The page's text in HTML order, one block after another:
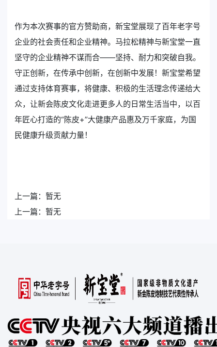
作为本次赛事的官方赞助商，新宝堂展现了百年老字号
企业的社会责任和企业精神。马拉松精神与新宝堂一直
坚守的企业精神不谋而合——坚持、耐力和突破自我。
守正创新，在传承中创新，在创新中发展！新宝堂希望
通过支持体育赛事，将健康、积极的生活理念传递给大
众，让新会陈皮文化走进更多人的日常生活当中，以百
年匠心打造的“陈皮+”大健康产品惠及万千家庭，为国
民健康升级贡献力量！
上一篇： 暂无
上一篇： 暂无